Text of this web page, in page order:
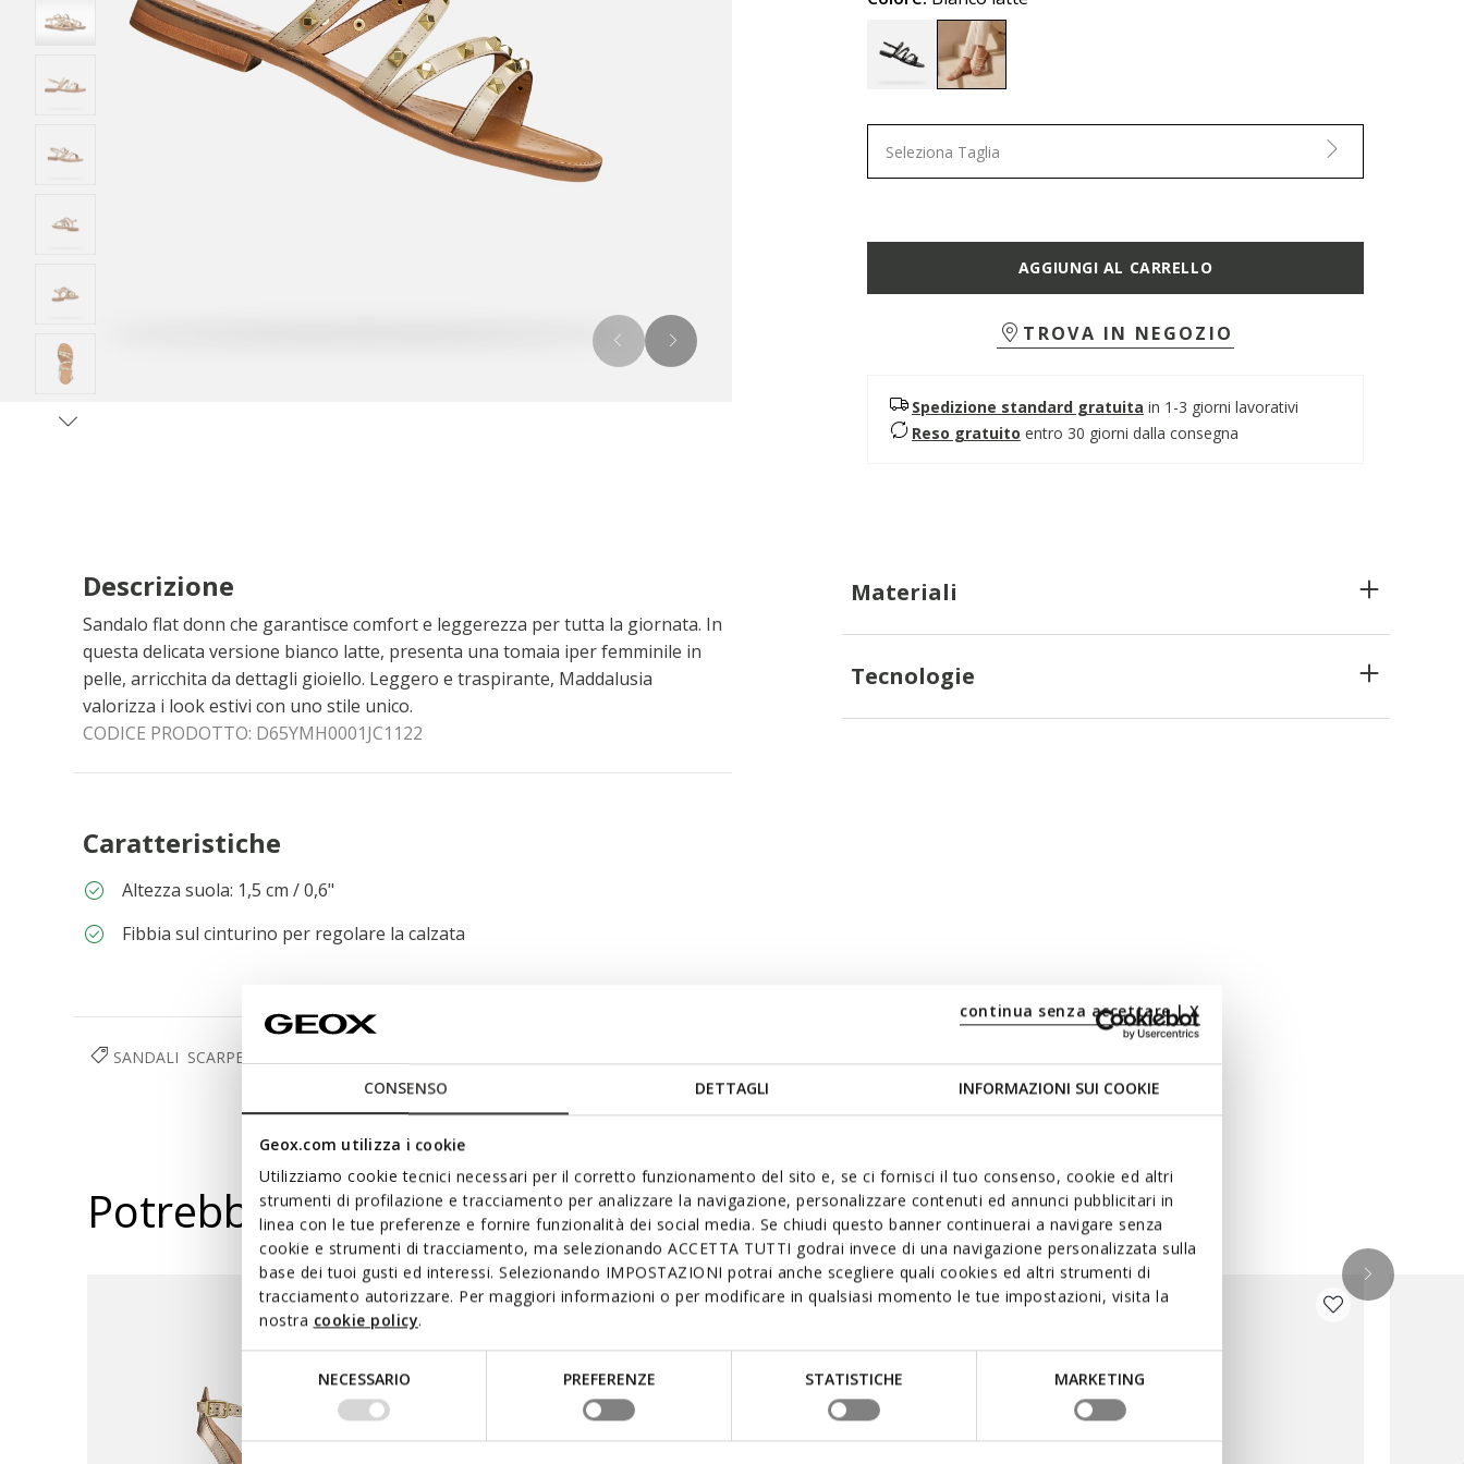
CONSENSO DETTAGLI INFORMAZIONI SUI COOKIE
Geox.com utilizza i cookie
Utilizziamo cookie tecnici necessari per il corretto funzionamento del sito e, se ci fornisci il tuo consenso, cookie ed altri
strumenti di profilazione e tracciamento per analizzare la navigazione, personalizzare contenuti ed annunci pubblicitari in
linea con le tue preferenze e fornire funzionalità dei social media. Se chiudi questo banner continuerai a navigare senza
cookie e strumenti di tracciamento, ma selezionando ACCETTA TUTTI godrai invece di una navigazione personalizzata sulla
base dei tuoi gusti ed interessi. Selezionando IMPOSTAZIONI potrai anche scegliere quali cookies ed altri strumenti di
tracciamento autorizzare. Per maggiori informazioni o per modificare in qualsiasi momento le tue impostazioni, visita la
nostra cookie policy.
consenso
NECESSARIO PREFERENZE STATISTICHE MARKETING
continua senza accettare | X
Seleziona Taglia
AGGIUNGI AL CARRELLO
TROVA IN NEGOZIO
Spedizione standard gratuita in 1-3 giorni lavorativi
Reso gratuito entro 30 giorni dalla consegna
Descrizione
Sandalo flat donn che garantisce comfort e leggerezza per tutta la giornata. In
questa delicata versione bianco latte, presenta una tomaia iper femminile in
pelle, arricchita da dettagli gioiello. Leggero e traspirante, Maddalusia
valorizza i look estivi con uno stile unico.
CODICE PRODOTTO: D65YMH0001JC1122
Caratteristiche
Altezza suola: 1,5 cm / 0,6"
Fibbia sul cinturino per regolare la calzata
Materiali
Tecnologie
SANDALI SCARPE
Potrebbe piacerti anche